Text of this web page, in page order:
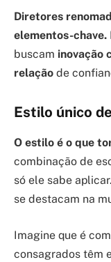
Diretores
elementos-chave.
buscam inovação
relação de
Estilo único
O estilo é o que
combinação de
só ele sabe
se destacam na
Imagine que é
consagrados têm